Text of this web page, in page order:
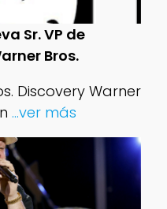
Sr. VP de
Bros.
Discovery Warner
...ver más